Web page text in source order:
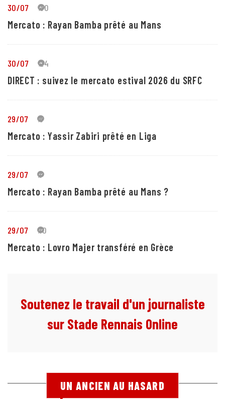
30/07 30
Mercato : Rayan Bamba prêté au Mans
30/07 24
DIRECT : suivez le mercato estival 2026 du SRFC
29/07 5
Mercato : Yassir Zabiri prêté en Liga
29/07 1
Mercato : Rayan Bamba prêté au Mans ?
29/07 10
Mercato : Lovro Majer transféré en Grèce
Soutenez le travail d'un journaliste
sur Stade Rennais Online
UN ANCIEN AU HASARD